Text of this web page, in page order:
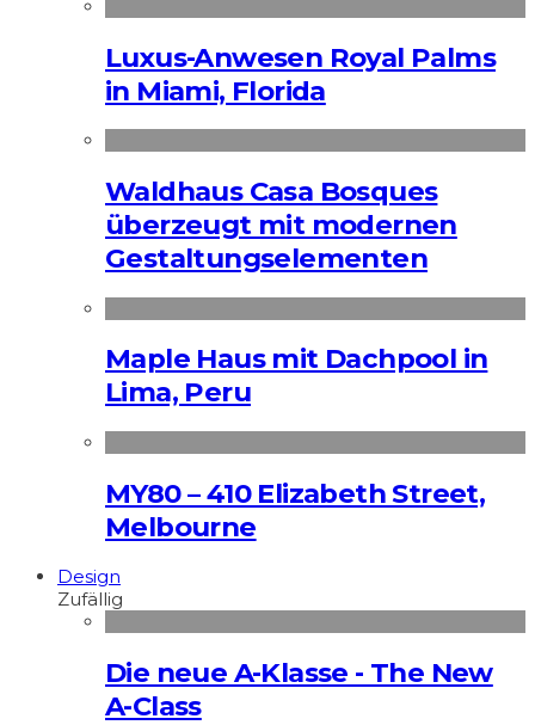
Luxus-Anwesen Royal Palms
in Miami, Florida
Waldhaus Casa Bosques
überzeugt mit modernen
Gestaltungselementen
Maple Haus mit Dachpool in
Lima, Peru
MY80 – 410 Elizabeth Street,
Melbourne
Design
Zufällig
Die neue A-Klasse - The New
A-Class